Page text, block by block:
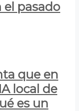
el pasado
que en
local de
es un